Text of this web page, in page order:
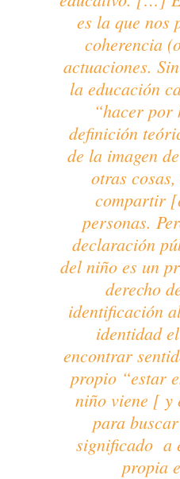
es la que nos
coherencia
actuaciones.
la educación
“hacer
definición
de la imagen
otras
compartir
personas.
declaración
del niño es un
derecho
identificación
identidad
encontrar
propio “estar
niño viene [ y
para
significado a
propia